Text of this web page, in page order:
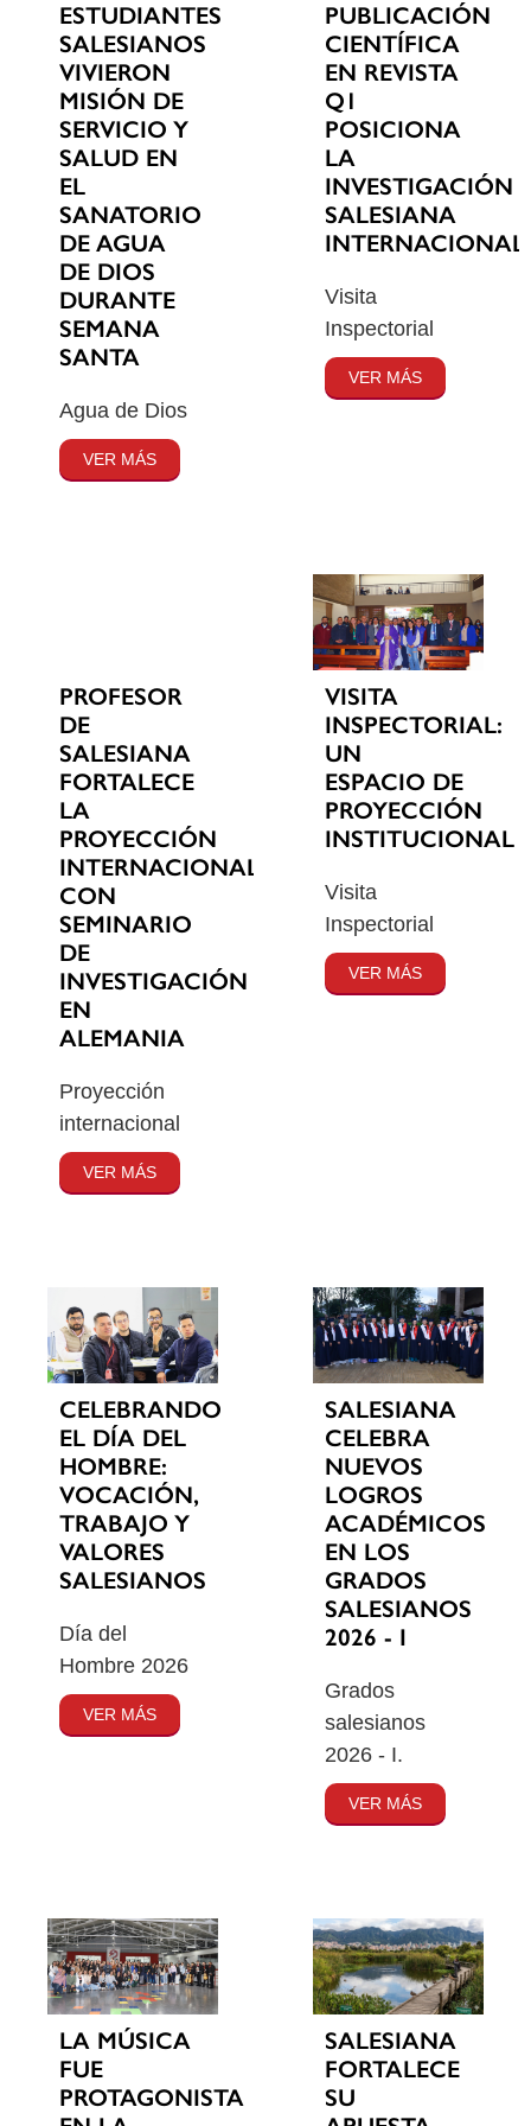
ESTUDIANTES
SALESIANOS
VIVIERON
MISIÓN DE
SERVICIO Y
SALUD EN
EL
SANATORIO
DE AGUA
DE DIOS
DURANTE
SEMANA
SANTA
Agua de Dios
VER MÁS
PUBLICACIÓN
CIENTÍFICA
EN REVISTA
Q1
POSICIONA
LA
INVESTIGACIÓN
SALESIANA
Visita
Inspectorial
VER MÁS
PROFESOR
DE
SALESIANA
FORTALECE
LA
PROYECCIÓN
INTERNACIONAL
CON
SEMINARIO
DE
INVESTIGACIÓN
EN
ALEMANIA
Proyección
internacional
VER MÁS
VISITA
INSPECTORIAL:
UN
ESPACIO DE
PROYECCIÓN
INSTITUCIONAL
Visita
Inspectorial
VER MÁS
CELEBRANDO
EL DÍA DEL
HOMBRE:
VOCACIÓN,
TRABAJO Y
VALORES
SALESIANOS
Día del
Hombre 2026
VER MÁS
SALESIANA
CELEBRA
NUEVOS
LOGROS
ACADÉMICOS
EN LOS
GRADOS
SALESIANOS
2026 - I
Grados
salesianos
2026 - I.
VER MÁS
LA MÚSICA
FUE
PROTAGONISTA
SALESIANA
FORTALECE
SU